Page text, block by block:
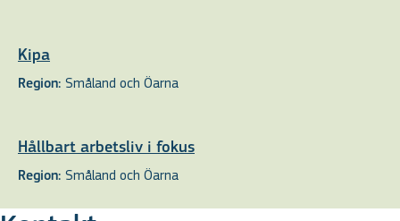
Kipa
Region: Småland och Öarna
Hållbart arbetsliv i fokus
Region: Småland och Öarna